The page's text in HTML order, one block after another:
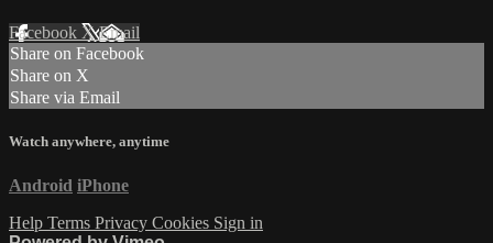
Facebook XEmail
Share on Facebook
Share on X
Share via Email
Watch anywhere, anytime
Android iPhone
Help Terms Privacy Cookies Sign in